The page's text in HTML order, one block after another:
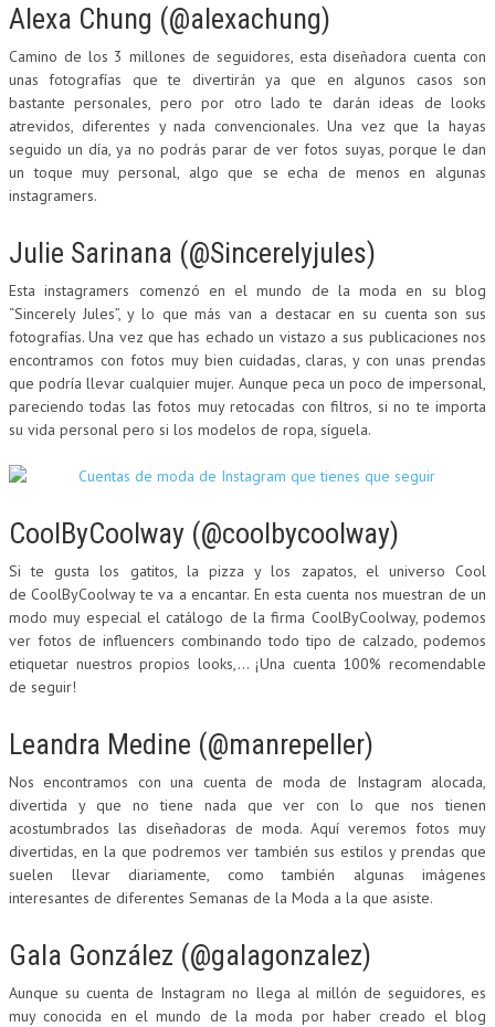
Alexa Chung (@alexachung)
Camino de los 3 millones de seguidores, esta diseñadora cuenta con
unas fotografías que te divertirán ya que en algunos casos son
bastante personales, pero por otro lado te darán ideas de looks
atrevidos, diferentes y nada convencionales. Una vez que la hayas
seguido un día, ya no podrás parar de ver fotos suyas, porque le dan
un toque muy personal, algo que se echa de menos en algunas
instagramers.
Julie Sarinana (@Sincerelyjules)
Esta instagramers comenzó en el mundo de la moda en su blog
“Sincerely Jules”, y lo que más van a destacar en su cuenta son sus
fotografías. Una vez que has echado un vistazo a sus publicaciones nos
encontramos con fotos muy bien cuidadas, claras, y con unas prendas
que podría llevar cualquier mujer. Aunque peca un poco de impersonal,
pareciendo todas las fotos muy retocadas con filtros, si no te importa
su vida personal pero si los modelos de ropa, síguela.
CoolByCoolway (@coolbycoolway)
Si te gusta los gatitos, la pizza y los zapatos, el universo Cool
de CoolByCoolway te va a encantar. En esta cuenta nos muestran de un
modo muy especial el catálogo de la firma CoolByCoolway, podemos
ver fotos de influencers combinando todo tipo de calzado, podemos
etiquetar nuestros propios looks,… ¡Una cuenta 100% recomendable
de seguir!
Leandra Medine (@manrepeller)
Nos encontramos con una cuenta de moda de Instagram alocada,
divertida y que no tiene nada que ver con lo que nos tienen
acostumbrados las diseñadoras de moda. Aquí veremos fotos muy
divertidas, en la que podremos ver también sus estilos y prendas que
suelen llevar diariamente, como también algunas imágenes
interesantes de diferentes Semanas de la Moda a la que asiste.
Gala González (@galagonzalez)
Aunque su cuenta de Instagram no llega al millón de seguidores, es
muy conocida en el mundo de la moda por haber creado el blog